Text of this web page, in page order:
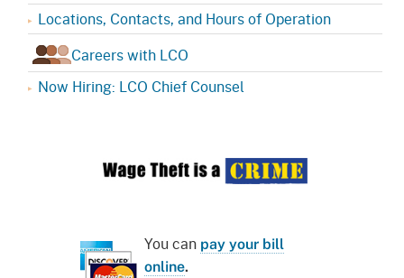
Locations, Contacts, and Hours of Operation
Careers with LCO
Now Hiring: LCO Chief Counsel
You can pay your bill
online.